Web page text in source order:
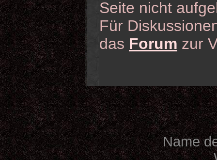
Seite nicht
Für
das Forum zur
Name